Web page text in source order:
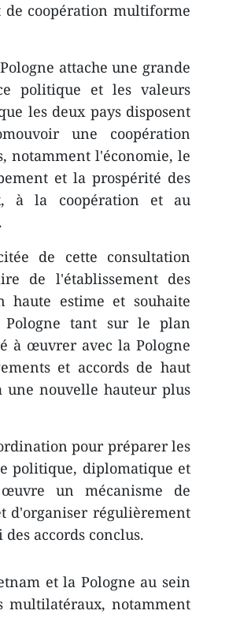
coopération multiforme
attache une grande
politique et les valeurs
les deux pays disposent
une coopération
notamment l'économie, le
et la prospérité des
à la coopération et au
de cette consultation
de l'établissement des
haute estime et souhaite
tant sur le plan
à œuvrer avec la Pologne
et accords de haut
nouvelle hauteur plus
pour préparer les
politique, diplomatique et
un mécanisme de
d'organiser régulièrement
accords conclus.
et la Pologne au sein
multilatéraux, notamment